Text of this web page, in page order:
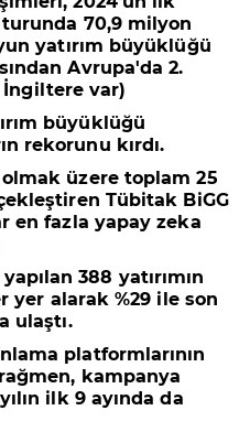
turunda 70,9 milyon
yatırım büyüklüğü
Avrupa'da 2.
İngiltere var)
büyüklüğü
rekorunu kırdı.
olmak üzere toplam25
Tübitak BiGG
en fazla yapay zeka
yapılan388 yatırımın
yer alarak %29 ile son
ulaştı.
platformlarının
rağmen, kampanya
ilk 9 ayında da